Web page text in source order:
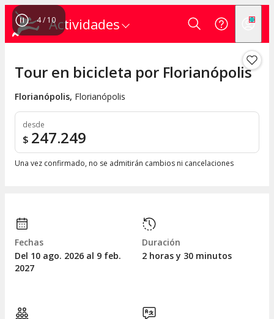
Actividades
4/ 10
Tour en bicicleta por Florianópolis
Florianópolis, Florianópolis
desde
$ 247.249
Una vez confirmado, no se admitirán cambios ni cancelaciones
Fechas
Del 10 ago. 2026 al 9 feb.
2027
Duración
2 horas y 30 minutos